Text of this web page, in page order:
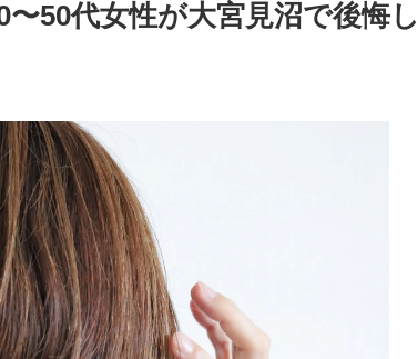
50代女性が大宮見沼で後悔し